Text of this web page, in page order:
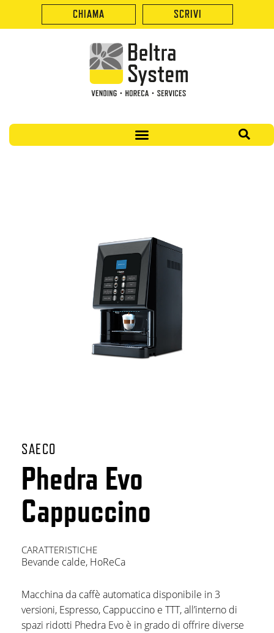
CHIAMA SCRIVI
SAECO
Phedra Evo
Cappuccino
CARATTERISTICHE
Bevande calde, HoReCa
Macchina da caffè automatica disponibile in 3
versioni, Espresso, Cappuccino e TTT, all’interno di
spazi ridotti Phedra Evo è in grado di offrire diverse